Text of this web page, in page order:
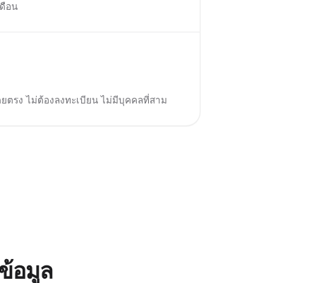
อน
ตรง ไม่ต้องลงทะเบียน ไม่มีบุคคลที่สาม
อมูล